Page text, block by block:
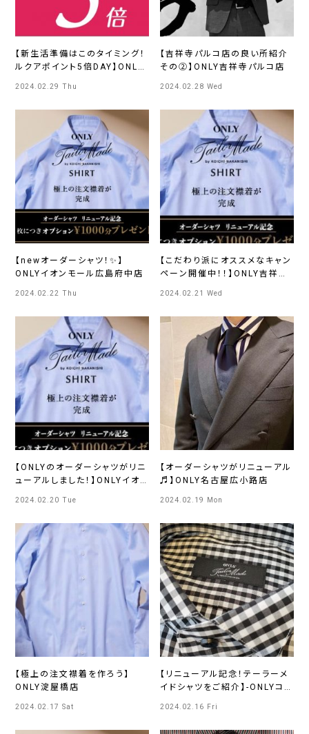
【新生活準備はこのタイミング！
ルクアポイント5倍DAY】ONLY
2024.02.29 Thu
【吉祥寺パルコ店の良い所紹介
その②】ONLY吉祥寺パルコ店
2024.02.28 Wed
【newオーダーシャツ！✨】
ONLYイオンモール広島府中店
2024.02.22 Thu
【こだわり派にオススメなキャン
ペーン開催中！！】ONLY吉祥寺
2024.02.21 Wed
【ONLYのオーダーシャツがリニ
ューアルしました！】ONLYイオ
2024.02.20 Tue
【オーダーシャツがリニューアル
♬】ONLY名古屋広小路店
2024.02.19 Mon
【極上の注文襟着を作ろう】
ONLY淀屋橋店
2024.02.17 Sat
【リニューアル記念！テーラーメ
イドシャツをご紹介】-ONLYコレ
2024.02.16 Fri